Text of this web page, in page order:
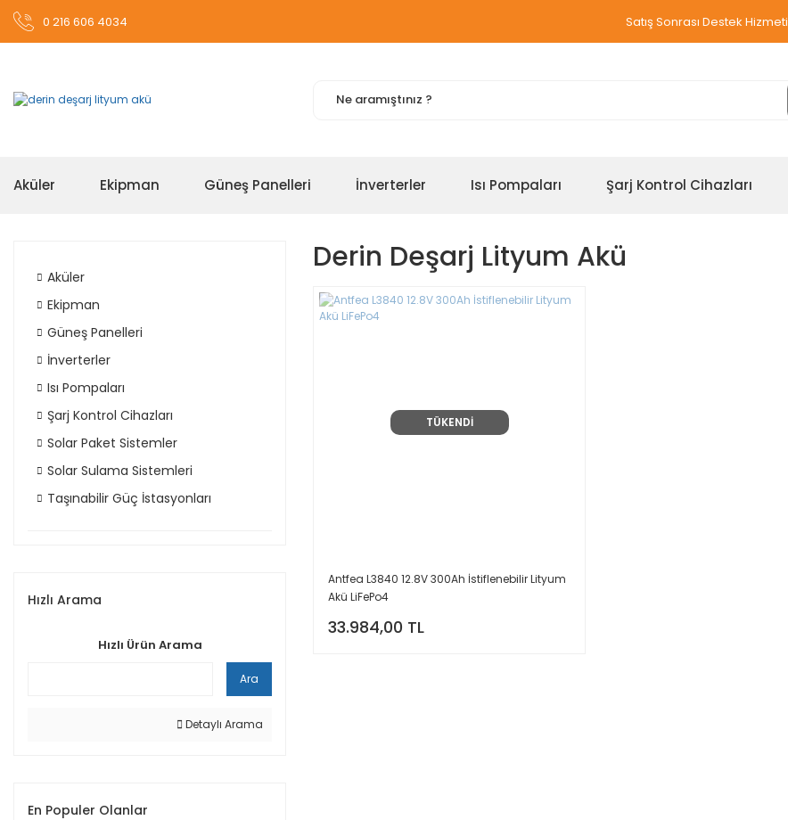
0 216 606 4034 Satış Sonrası Destek Hizmeti
Aküler Ekipman Güneş Panelleri İnverterler Isı Pompaları Şarj Kontrol Cihazları
Aküler
Ekipman
Güneş Panelleri
İnverterler
Isı Pompaları
Şarj Kontrol Cihazları
Solar Paket Sistemler
Solar Sulama Sistemleri
Taşınabilir Güç İstasyonları
Hızlı Arama
Hızlı Ürün Arama
Ara
Detaylı Arama
En Populer Olanlar
Derin Deşarj Lityum Akü
TÜKENDİ
Antfea L3840 12.8V 300Ah İstiflenebilir Lityum
Akü LiFePo4
33.984,00 TL